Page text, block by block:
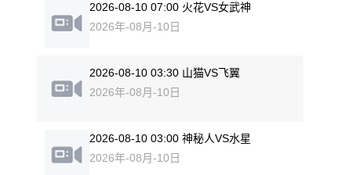
2026-08-10 07:00 火花VS女武神
2026年-08月-10日
2026-08-10 03:30 山猫VS飞翼
2026年-08月-10日
2026-08-10 03:00 神秘人VS水星
2026年-08月-10日